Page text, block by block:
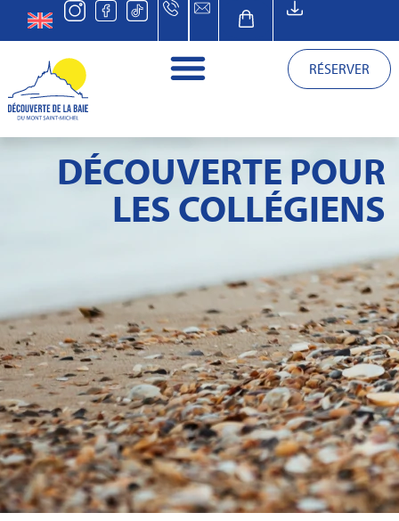
RÉSERVER
COLLÈGES
DÉCOUVERTE POUR
LES COLLÉGIENS